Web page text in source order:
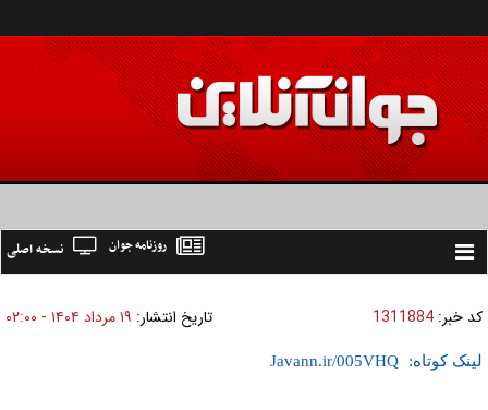
Toggle
نسخه اصلی روزنامه جوان
کد خبر: 1311884 تاریخ انتشار: ۱۹ مرداد ۱۴۰۴ - ۰۲:۰۰
لینک کوتاه: